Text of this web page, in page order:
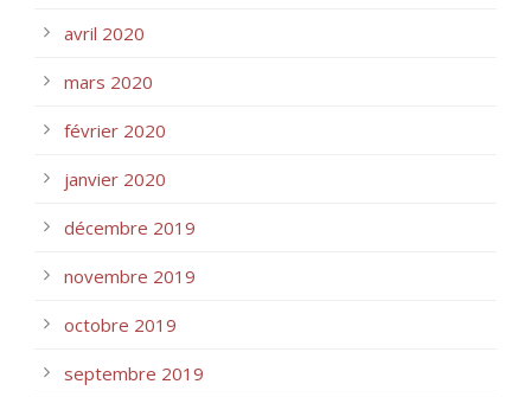
avril 2020
mars 2020
février 2020
janvier 2020
décembre 2019
novembre 2019
octobre 2019
septembre 2019